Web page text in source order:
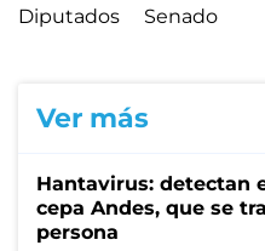
Diputados
Senado
Ver más
Hantavirus: detectan
cepa Andes, que se
persona